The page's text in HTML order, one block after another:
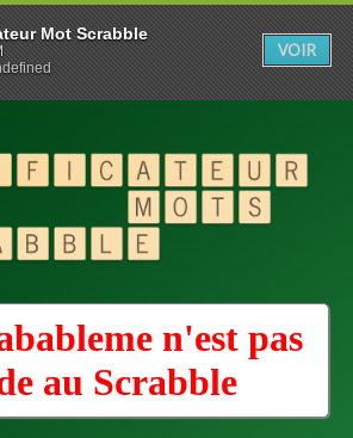
n'est pas
au Scrabble
Mot Scrabble
VOIR